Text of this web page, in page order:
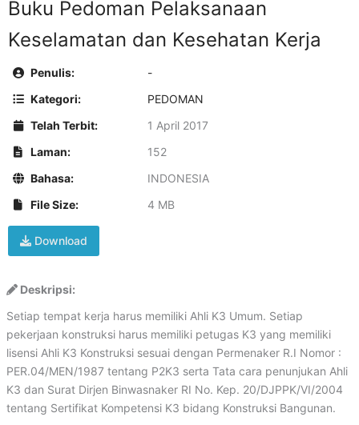
Buku Pedoman Pelaksanaan
Keselamatan dan Kesehatan Kerja
Penulis:
-
Kategori:
PEDOMAN
Telah Terbit:
1 April 2017
Laman:
152
Bahasa:
INDONESIA
File Size:
4 MB
Download
Deskripsi:
Setiap tempat kerja harus memiliki Ahli K3 Umum. Setiap
pekerjaan konstruksi harus memiliki petugas K3 yang memiliki
lisensi Ahli K3 Konstruksi sesuai dengan Permenaker R.I Nomor :
PER.04/MEN/1987 tentang P2K3 serta Tata cara penunjukan Ahli
K3 dan Surat Dirjen Binwasnaker RI No. Kep. 20/DJPPK/VI/2004
tentang Sertifikat Kompetensi K3 bidang Konstruksi Bangunan.